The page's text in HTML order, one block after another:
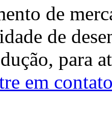
de
de
para
em